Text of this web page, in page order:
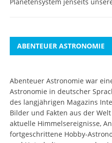
ABENTEUER ASTRONOMIE
Abenteuer Astronomie war
Astronomie in deutscher
des langjährigen Magazins
Bilder und Fakten aus der
aktuelle Himmelsereignisse,
fortgeschrittene Hobby-